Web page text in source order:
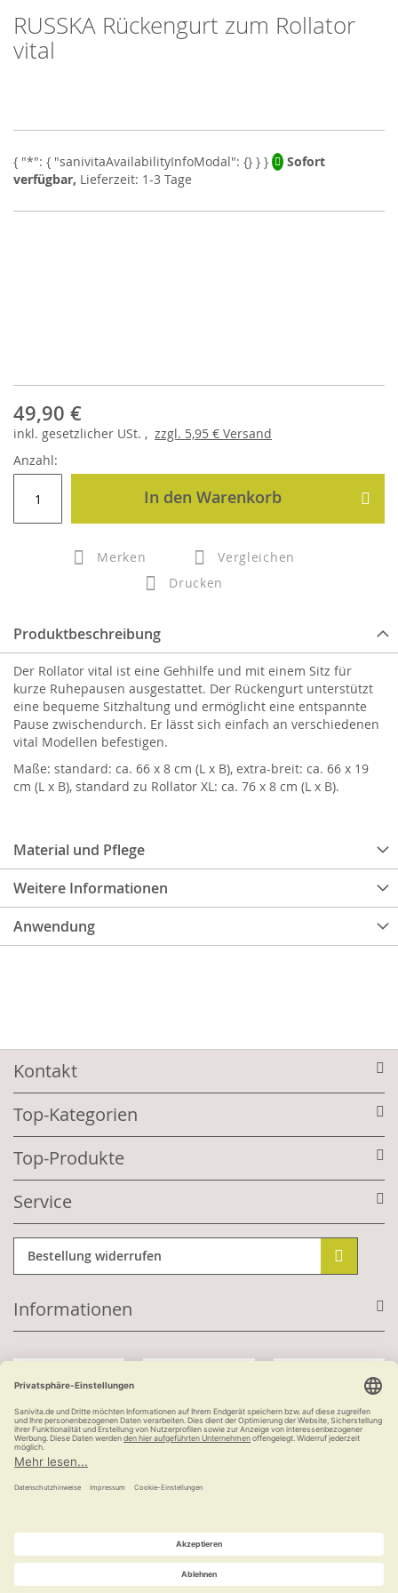
Skip
to
the
images
RUSSKA Rückengurt zum Rollator
vital
Sofort
verfügbar, Lieferzeit: 1-3 Tage
49,90 €
inkl. gesetzlicher USt. , zzgl. 5,95 € Versand
Anzahl:
In den Warenkorb
Merken
Vergleichen
Drucken
Produktbeschreibung
Material und Pflege
Weitere Informationen
Anwendung
Der Rollator vital ist eine Gehhilfe und mit einem Sitz für
kurze Ruhepausen ausgestattet. Der Rückengurt unterstützt
eine bequeme Sitzhaltung und ermöglicht eine entspannte
Pause zwischendurch. Er lässt sich einfach an verschiedenen
vital Modellen befestigen.
Maße: standard: ca. 66 x 8 cm (L x B), extra-breit: ca. 66 x 19
cm (L x B), standard zu Rollator XL: ca. 76 x 8 cm (L x B).
Kontakt
Top-Kategorien
Top-Produkte
Service
Bestellung widerrufen
Informationen
Kauf auf Rechnung
versandkostenfrei